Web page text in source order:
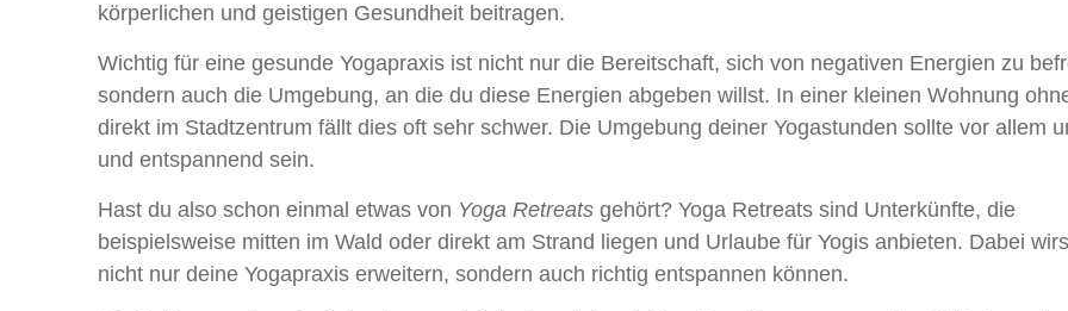
körperlichen und geistigen Gesundheit beitragen.
Wichtig für eine gesunde Yogapraxis ist nicht nur die Bereitschaft, sich von negativen Energien zu
sondern auch die Umgebung, an die du diese Energien abgeben willst. In einer kleinen Wohnung
direkt im Stadtzentrum fällt dies oft sehr schwer. Die Umgebung deiner Yogastunden sollte vor allem
und entspannend sein.
Hast du also schon einmal etwas von Yoga Retreats gehört? Yoga Retreats sind Unterkünfte, die
beispielsweise mitten im Wald oder direkt am Strand liegen und Urlaube für Yogis anbieten. Dabei
nicht nur deine Yogapraxis erweitern, sondern auch richtig entspannen können.